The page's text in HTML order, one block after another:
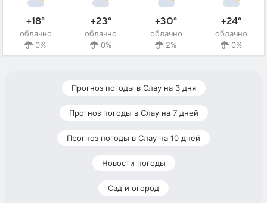
+18°
облачно
0%
+23°
облачно
0%
+30°
облачно
2%
+24°
облачно
0%
Прогноз погоды в Слау на 3 дня
Прогноз погоды в Слау на 7 дней
Прогноз погоды в Слау на 10 дней
Новости погоды
Сад и огород